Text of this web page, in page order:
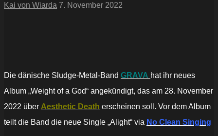
Kai von Wiarda 7. November 2022
Die dänische Sludge-Metal-Band GRAVA hat ihr neues
Album „Weight of a God“ angekündigt, das am 28. November
2022 über Aesthetic Death erscheinen soll. Vor dem Album
teilt die Band die neue Single „Alight“ via No Clean Singing